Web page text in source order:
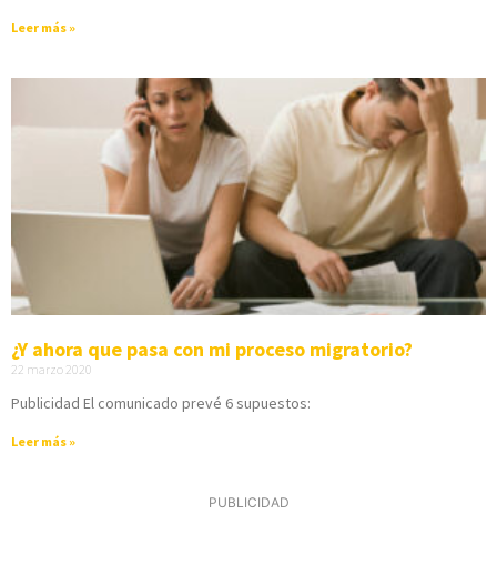
Leer más »
¿Y ahora que pasa con mi proceso migratorio?
22 marzo 2020
Publicidad El comunicado prevé 6 supuestos:
Leer más »
PUBLICIDAD